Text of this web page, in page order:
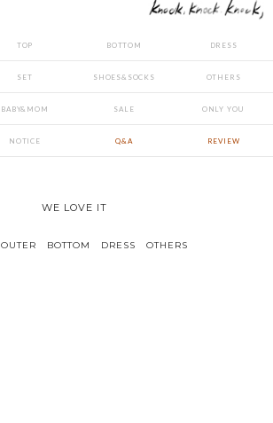
TOP BOTTOM DRESS
SET SHOES&SOCKS OTHERS
BABY&MOM SALE ONLY YOU
NOTICE Q&A REVIEW
WE LOVE IT
OUTER BOTTOM DRESS OTHERS